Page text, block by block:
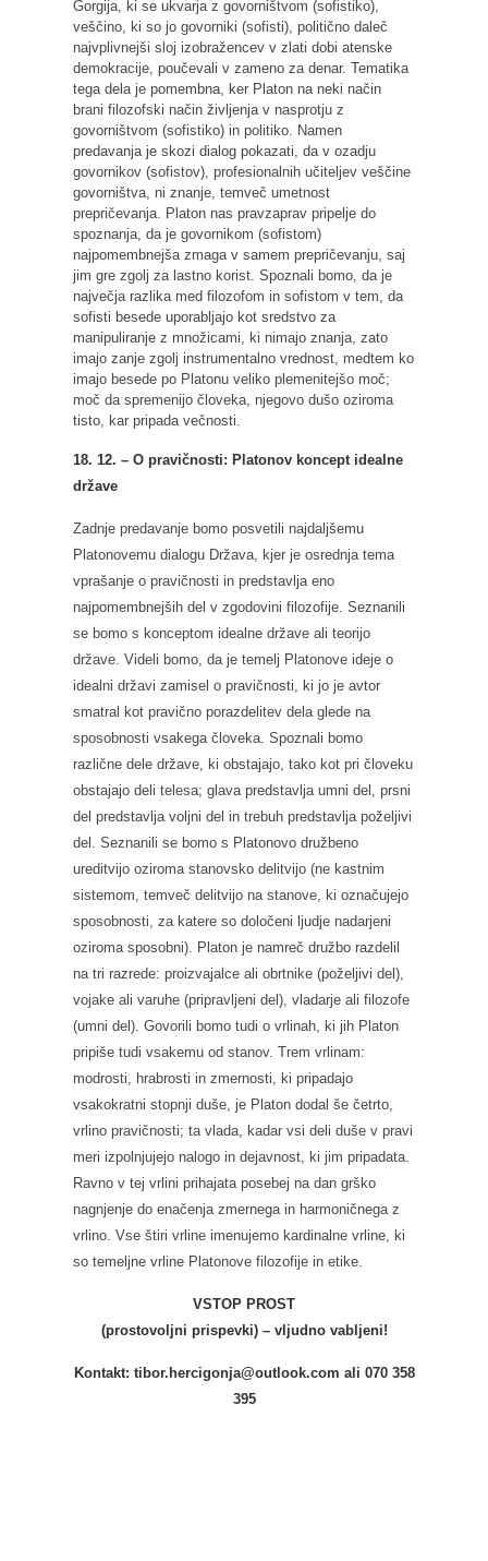
Gorgija, ki se ukvarja z govorništvom (sofistiko),
veščino, ki so jo govorniki (sofisti), politično daleč
najvplivnejši sloj izobražencev v zlati dobi atenske
demokracije, poučevali v zameno za denar. Tematika
tega dela je pomembna, ker Platon na neki način
brani filozofski način življenja v nasprotju z
govorništvom (sofistiko) in politiko. Namen
predavanja je skozi dialog pokazati, da v ozadju
govornikov (sofistov), profesionalnih učiteljev veščine
govorništva, ni znanje, temveč umetnost
prepričevanja. Platon nas pravzaprav pripelje do
spoznanja, da je govornikom (sofistom)
najpomembnejša zmaga v samem prepričevanju, saj
jim gre zgolj za lastno korist. Spoznali bomo, da je
največja razlika med filozofom in sofistom v tem, da
sofisti besede uporabljajo kot sredstvo za
manipuliranje z množicami, ki nimajo znanja, zato
imajo zanje zgolj instrumentalno vrednost, medtem ko
imajo besede po Platonu veliko plemenitejšo moč;
moč da spremenijo človeka, njegovo dušo oziroma
tisto, kar pripada večnosti.
18. 12. – O pravičnosti: Platonov koncept idealne
države
Zadnje predavanje bomo posvetili najdaljšemu
Platonovemu dialogu Država, kjer je osrednja tema
vprašanje o pravičnosti in predstavlja eno
najpomembnejših del v zgodovini filozofije. Seznanili
se bomo s konceptom idealne države ali teorijo
države. Videli bomo, da je temelj Platonove ideje o
idealni državi zamisel o pravičnosti, ki jo je avtor
smatral kot pravično porazdelitev dela glede na
sposobnosti vsakega človeka. Spoznali bomo
različne dele države, ki obstajajo, tako kot pri človeku
obstajajo deli telesa; glava predstavlja umni del, prsni
del predstavlja voljni del in trebuh predstavlja poželjivi
del. Seznanili se bomo s Platonovo družbeno
ureditvijo oziroma stanovsko delitvijo (ne kastnim
sistemom, temveč delitvijo na stanove, ki označujejo
sposobnosti, za katere so določeni ljudje nadarjeni
oziroma sposobni). Platon je namreč družbo razdelil
na tri razrede: proizvajalce ali obrtnike (poželjivi del),
vojake ali varuhe (pripravljeni del), vladarje ali filozofe
(umni del). Govorili bomo tudi o vrlinah, ki jih Platon
pripiše tudi vsakemu od stanov. Trem vrlinam:
modrosti, hrabrosti in zmernosti, ki pripadajo
vsakokratni stopnji duše, je Platon dodal še četrto,
vrlino pravičnosti; ta vlada, kadar vsi deli duše v pravi
meri izpolnjujejo nalogo in dejavnost, ki jim pripadata.
Ravno v tej vrlini prihajata posebej na dan grško
nagnjenje do enačenja zmernega in harmoničnega z
vrlino. Vse štiri vrline imenujemo kardinalne vrline, ki
so temeljne vrline Platonove filozofije in etike.
VSTOP PROST
(prostovoljni prispevki) – vljudno vabljeni!
Kontakt: tibor.hercigonja@outlook.com ali 070 358
395